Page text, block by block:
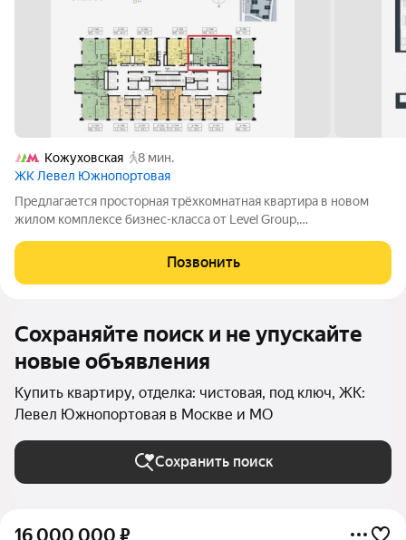
Кожуховская
8 мин.
ЖК Левел Южнопортовая
Предлагается просторная трёхкомнатная квартира в новом
жилом комплексе бизнес-класса от Level Group,
жилом квартале Южный порт. Параметры
Позвонить
Сохраняйте поиск и не упускайте
новые объявления
Купить квартиру, отделка: чистовая, под ключ, ЖК:
Левел Южнопортовая в Москве и МО
Сохранить поиск
16 000 000 ₽